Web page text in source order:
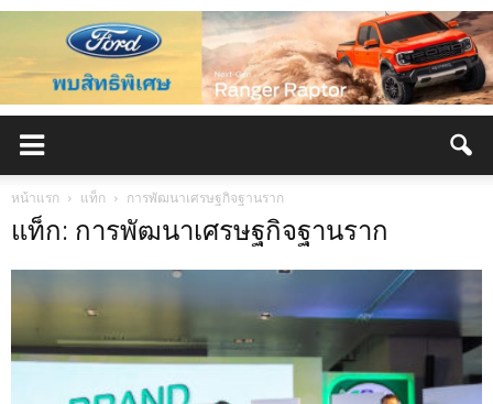
หน้าแรก แท็ก การพัฒนาเศรษฐกิจฐานราก
แท็ก: การพัฒนาเศรษฐกิจฐานราก